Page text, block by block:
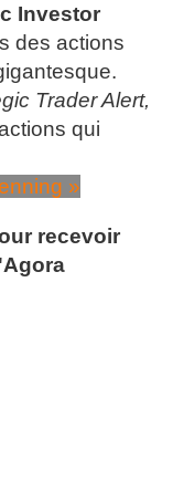
Investor
des actions
Trader Alert,
qui
»
recevoir